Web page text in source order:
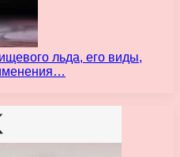
льда, его виды,